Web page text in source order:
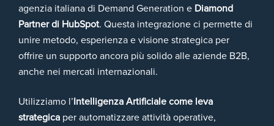
agenzia italiana di Demand Generation e Diamond
Partner di HubSpot. Questa integrazione ci permette di
unire metodo, esperienza e visione strategica per
offrire un supporto ancora più solido alle aziende B2B,
anche nei mercati internazionali.
Utilizziamo l’Intelligenza Artificiale come leva
strategica per automatizzare attività operative,